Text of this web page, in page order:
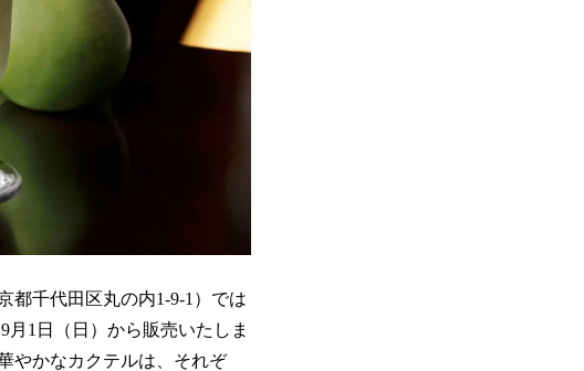
都千代田区丸の内1-9-1）では
1日（日）から販売いたしま
やかなカクテルは、それぞ